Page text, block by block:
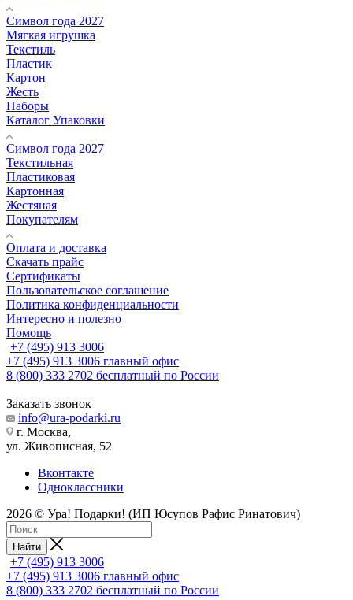
Символ года 2027
Мягкая игрушка
Текстиль
Пластик
Картон
Жесть
Наборы
Каталог Упаковки
Символ года 2027
Текстильная
Пластиковая
Картонная
Жестяная
Покупателям
Оплата и доставка
Скачать прайс
Сертификаты
Пользовательское соглашение
Политика конфиденциальности
Интересно и полезно
Помощь
+7 (495) 913 3006
+7 (495) 913 3006 главный офис
8 (800) 333 2702 бесплатный по России
Заказать звонок
info@ura-podarki.ru
г. Москва,
ул. Живописная, 52
Вконтакте
Одноклассники
2026 © Ура! Подарки! (ИП Юсупов Рафис Ринатович)
Найти
+7 (495) 913 3006
+7 (495) 913 3006 главный офис
8 (800) 333 2702 бесплатный по России